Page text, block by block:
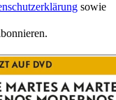
sowie